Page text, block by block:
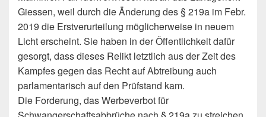
Giessen, weil durch die Änderung des § 219a im Febr.
2019 die Erstverurteilung möglicherweise in neuem
Licht erscheint. Sie haben in der Öffentlichkeit dafür
gesorgt, dass dieses Relikt letztlich aus der Zeit des
Kampfes gegen das Recht auf Abtreibung auch
parlamentarisch auf den Prüfstand kam.
Die Forderung, das Werbeverbot für